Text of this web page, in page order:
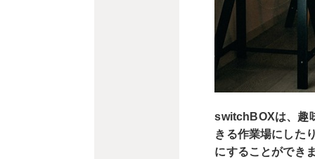
switchBOXは、趣
きる作業場にした
にすることができ